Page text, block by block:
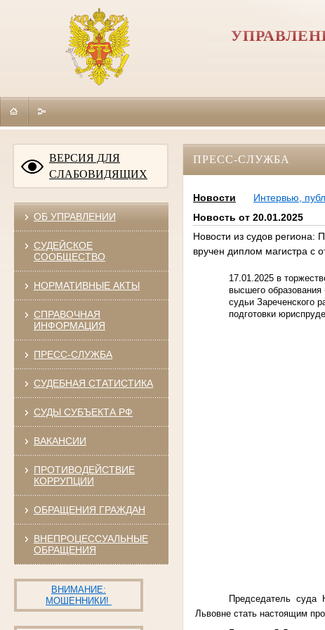
ВЕРСИЯ ДЛЯ
СЛАБОВИДЯЩИХ
ОБ УПРАВЛЕНИИ
СУДЕЙСКОЕ
СООБЩЕСТВО
НОРМАТИВНЫЕ АКТЫ
СПРАВОЧНАЯ
ИНФОРМАЦИЯ
ПРЕСС-СЛУЖБА
СУДЕБНАЯ СТАТИСТИКА
СУДЫ СУБЪЕКТА РФ
ВАКАНСИИ
ПРОТИВОДЕЙСТВИЕ
КОРРУПЦИИ
ОБРАЩЕНИЯ ГРАЖДАН
ВНЕПРОЦЕССУАЛЬНЫЕ
ОБРАЩЕНИЯ
ВНИМАНИЕ:
МОШЕННИКИ!
ПРЕСС-СЛУЖБА
Новости Интервью,
Новость от 20.01.2025
Новости из судов региона:
вручен диплом магистра с
17.01.2025 в
высшего
судьи Зареченского
подготовки
Председатель суда
Львовне статьнастоящим